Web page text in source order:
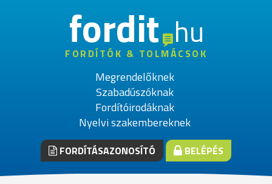
fordithu
FORDÍTÓK & TOLMÁCSOK
Megrendelőknek
Szabadúszóknak
Fordítóirodáknak
Nyelvi szakembereknek
FORDÍTÁSAZONOSÍTÓ BELÉPÉS